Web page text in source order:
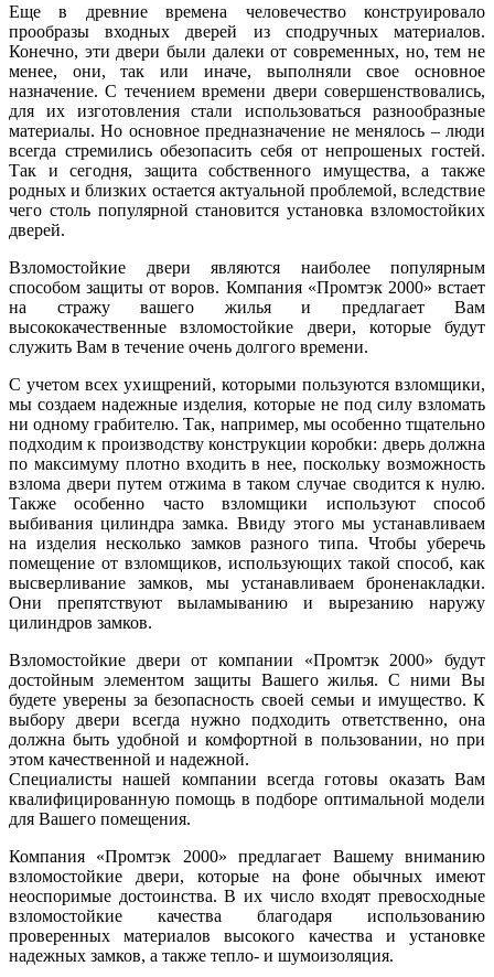
Еще в древние времена человечество конструировало
прообразы входных дверей из сподручных материалов.
Конечно, эти двери были далеки от современных, но, тем не
менее, они, так или иначе, выполняли свое основное
назначение. С течением времени двери совершенствовались,
для их изготовления стали использоваться разнообразные
материалы. Но основное предназначение не менялось – люди
всегда стремились обезопасить себя от непрошеных гостей.
Так и сегодня, защита собственного имущества, а также
родных и близких остается актуальной проблемой, вследствие
чего столь популярной становится установка взломостойких
дверей.
Взломостойкие двери являются наиболее популярным
способом защиты от воров. Компания «Промтэк 2000» встает
на стражу вашего жилья и предлагает Вам
высококачественные взломостойкие двери, которые будут
служить Вам в течение очень долгого времени.
С учетом всех ухищрений, которыми пользуются взломщики,
мы создаем надежные изделия, которые не под силу взломать
ни одному грабителю. Так, например, мы особенно тщательно
подходим к производству конструкции коробки: дверь должна
по максимуму плотно входить в нее, поскольку возможность
взлома двери путем отжима в таком случае сводится к нулю.
Также особенно часто взломщики используют способ
выбивания цилиндра замка. Ввиду этого мы устанавливаем
на изделия несколько замков разного типа. Чтобы уберечь
помещение от взломщиков, использующих такой способ, как
высверливание замков, мы устанавливаем броненакладки.
Они препятствуют выламыванию и вырезанию наружу
цилиндров замков.
Взломостойкие двери от компании «Промтэк 2000» будут
достойным элементом защиты Вашего жилья. С ними Вы
будете уверены за безопасность своей семьи и имущество. К
выбору двери всегда нужно подходить ответственно, она
должна быть удобной и комфортной в пользовании, но при
этом качественной и надежной.
Специалисты нашей компании всегда готовы оказать Вам
квалифицированную помощь в подборе оптимальной модели
для Вашего помещения.
Компания «Промтэк 2000» предлагает Вашему вниманию
взломостойкие двери, которые на фоне обычных имеют
неоспоримые достоинства. В их число входят превосходные
взломостойкие качества благодаря использованию
проверенных материалов высокого качества и установке
надежных замков, а также тепло- и шумоизоляция.